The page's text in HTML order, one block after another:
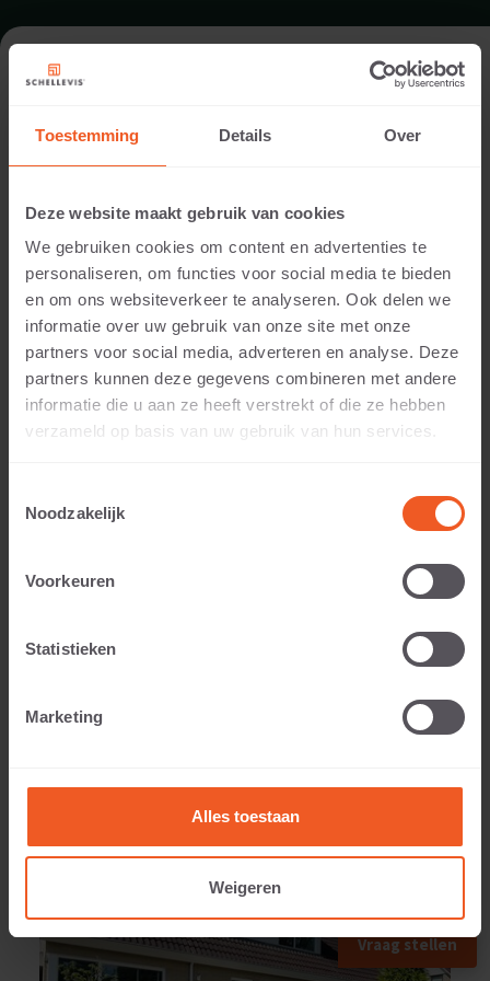
Toestemming Details Over
Deze website maakt gebruik van cookies
We gebruiken cookies om content en advertenties te
personaliseren, om functies voor social media te bieden
en om ons websiteverkeer te analyseren. Ook delen we
informatie over uw gebruik van onze site met onze
partners voor social media, adverteren en analyse. Deze
partners kunnen deze gegevens combineren met andere
informatie die u aan ze heeft verstrekt of die ze hebben
verzameld op basis van uw gebruik van hun services.
Noodzakelijk
Voorkeuren
Statistieken
Marketing
Alles toestaan
Weigeren
FORMAAT - BETONVOET 33X33
TUINBOUW BETONVOETEN
10 CM DIKTE
TOEGEPAST IN
Vraag stellen